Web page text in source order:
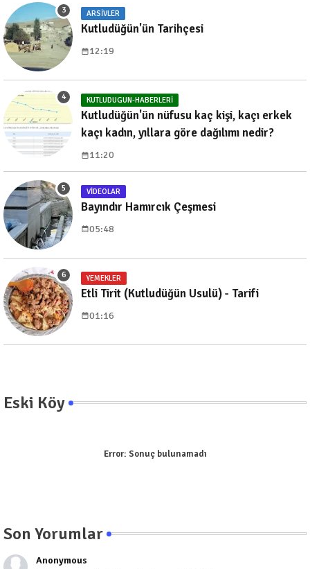
ARSIVLER
Kutludüğün'ün Tarihçesi
12:19
KUTLUDUGUN-HABERLERI
Kutludüğün'ün nüfusu kaç kişi, kaçı erkek
kaçı kadın, yıllara göre dağılımı nedir?
11:20
VIDEOLAR
Bayındır Hamırcık Çeşmesi
05:48
YEMEKLER
Etli Tirit (Kutludüğün Usulü) - Tarifi
01:16
Eski Köy
Error: Sonuç bulunamadı
Son Yorumlar
Anonymous